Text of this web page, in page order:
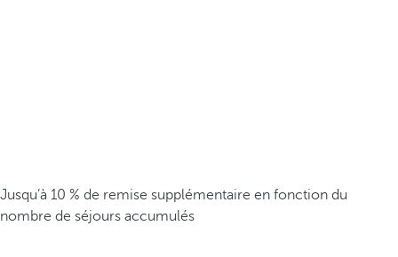
Jusqu’à 10 % de remise supplémentaire en fonction du
nombre de séjours accumulés